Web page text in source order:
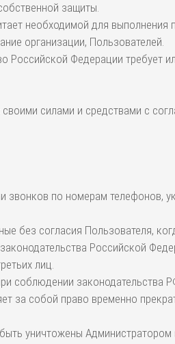
защиты.
необходимой для
организации, Пользователей.
Федерации требует
силами и средствами с
по номерам телефонов,
без согласия Пользователя,
Российской
лиц.
соблюдении законодательства
за собой право временно
уничтожены Администратором